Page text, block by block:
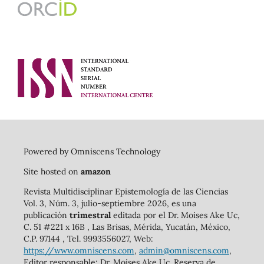
Powered by Omniscens Technology
Site hosted on amazon
Revista Multidisciplinar Epistemología de las Ciencias
Vol. 3, Núm. 3, julio-septiembre 2026, es una
publicación trimestraleditada por el Dr. Moises Ake Uc,
C. 51 #221 x 16B , Las Brisas, Mérida, Yucatán, México,
C.P. 97144 , Tel. 9993556027, Web:
https://www.omniscens.com, admin@omniscens.com,